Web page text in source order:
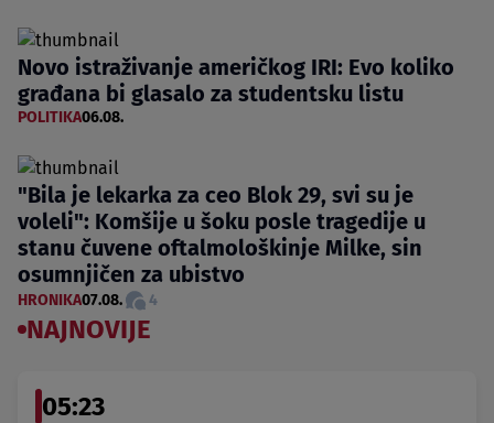
Novo istraživanje američkog IRI: Evo koliko
građana bi glasalo za studentsku listu
POLITIKA06.08.
"Bila je lekarka za ceo Blok 29, svi su je
voleli": Komšije u šoku posle tragedije u
stanu čuvene oftalmološkinje Milke, sin
osumnjičen za ubistvo
HRONIKA07.08. 4
NAJNOVIJE
05:23